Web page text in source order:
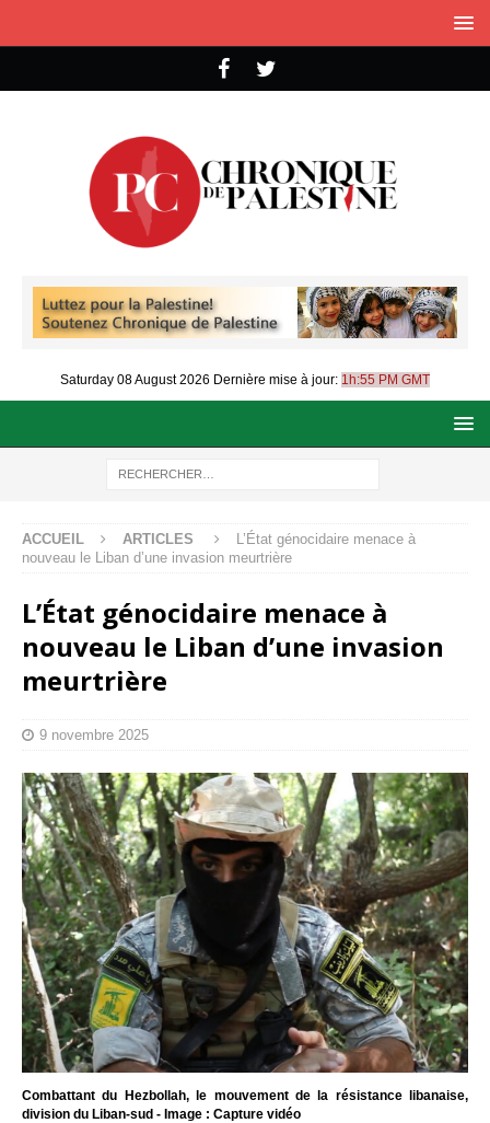
Saturday 08 August 2026 Dernière mise à jour: 1h:55 PM GMT
ACCUEIL ARTICLES
L’État génocidaire menace à
nouveau le Liban d’une invasion meurtrière
L’État génocidaire menace à
nouveau le Liban d’une invasion
meurtrière
9 novembre 2025
Combattant du Hezbollah, le mouvement de la résistance libanaise,
division du Liban-sud - Image : Capture vidéo